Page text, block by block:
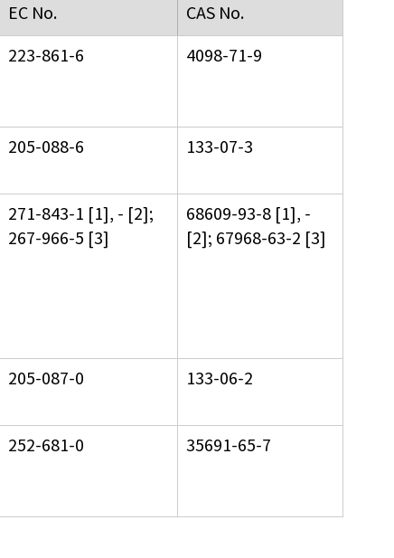
EC No. CAS No.
223-861-6 4098-71-9
205-088-6 133-07-3
271-843-1 [1], - [2];
267-966-5 [3]
68609-93-8 [1], -
[2]; 67968-63-2 [3]
205-087-0 133-06-2
252-681-0 35691-65-7